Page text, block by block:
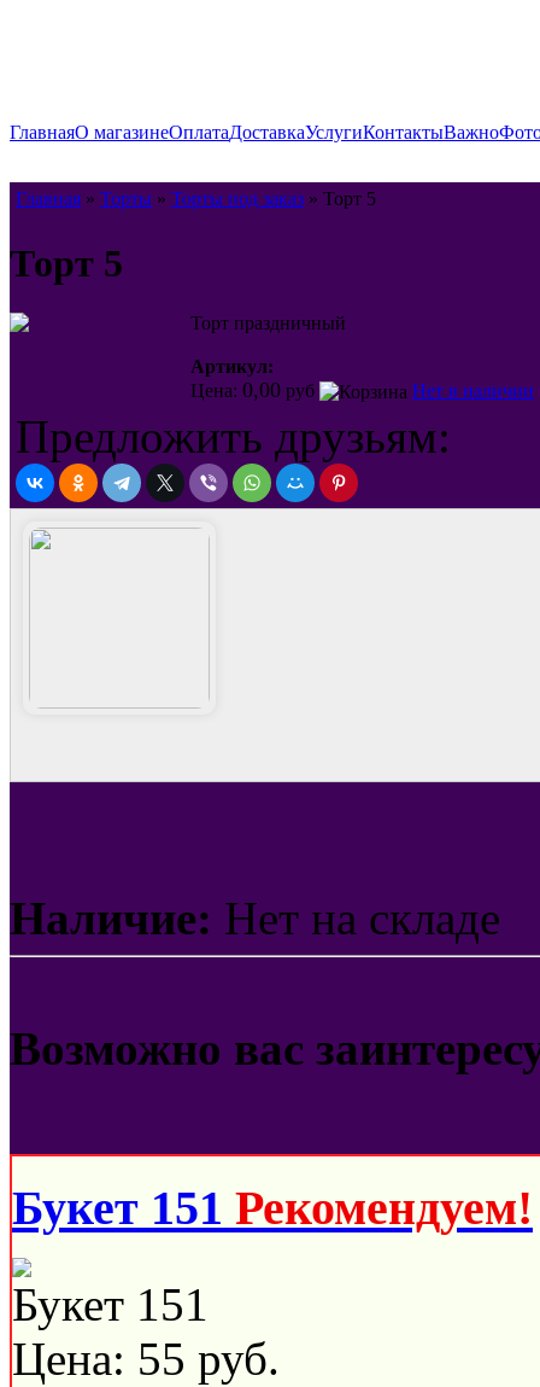
ГлавнаяО магазинеОплатаДоставкаУслугиКонтактыВажно
Главная » Торты » Торты под заказ » Торт 5
Торт 5
Торт праздничный
Артикул:
Цена: 0,00 руб Нет в наличии
Предложить друзьям:
Наличие: Нет на складе
Возможно вас
Букет 151 Рекомендуем!
Букет 151
Цена: 55 руб.